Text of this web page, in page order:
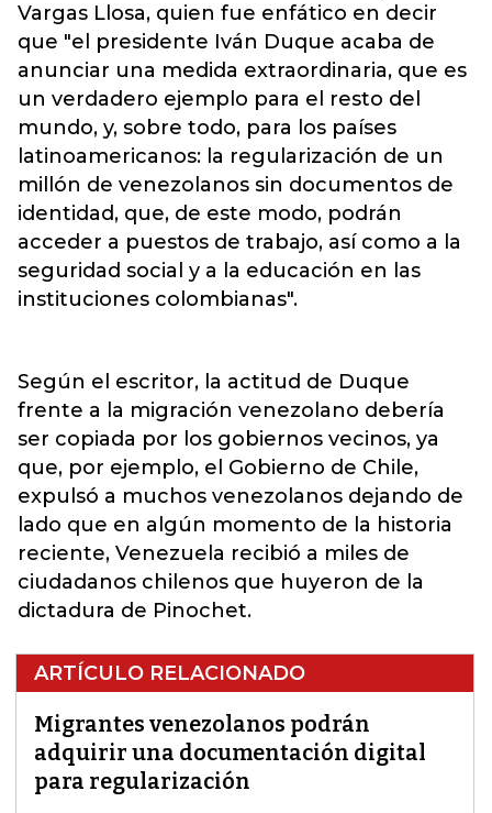
Vargas Llosa, quien fue enfático en decir
que "el presidente Iván Duque acaba de
anunciar una medida extraordinaria, que es
un verdadero ejemplo para el resto del
mundo, y, sobre todo, para los países
latinoamericanos: la regularización de un
millón de venezolanos sin documentos de
identidad, que, de este modo, podrán
acceder a puestos de trabajo, así como a la
seguridad social y a la educación en las
instituciones colombianas".
Según el escritor, la actitud de Duque
frente a la migración venezolano debería
ser copiada por los gobiernos vecinos, ya
que, por ejemplo, el Gobierno de Chile,
expulsó a muchos venezolanos dejando de
lado que en algún momento de la historia
reciente, Venezuela recibió a miles de
ciudadanos chilenos que huyeron de la
dictadura de Pinochet.
ARTÍCULO RELACIONADO
Migrantes venezolanos podrán
adquirir una documentación digital
para regularización